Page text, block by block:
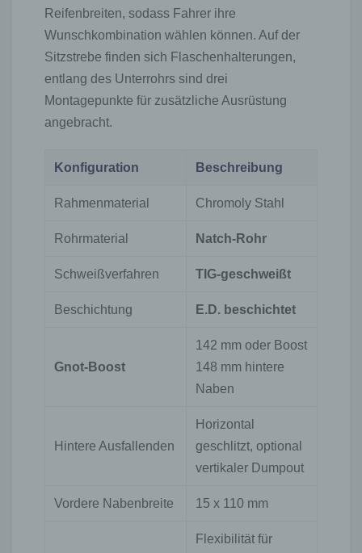
Reifenbreiten, sodass Fahrer ihre
Wunschkombination wählen können. Auf der
Sitzstrebe finden sich Flaschenhalterungen,
entlang des Unterrohrs sind drei
Montagepunkte für zusätzliche Ausrüstung
angebracht.
Konfiguration Beschreibung
Rahmenmaterial Chromoly Stahl
Rohrmaterial Natch-Rohr
Schweißverfahren TIG-geschweißt
Beschichtung E.D. beschichtet
Gnot-Boost
142 mm oder Boost
148 mm hintere
Naben
Hintere Ausfallenden
Horizontal
geschlitzt, optional
vertikaler Dumpout
Vordere Nabenbreite 15 x 110 mm
Flexibilität für